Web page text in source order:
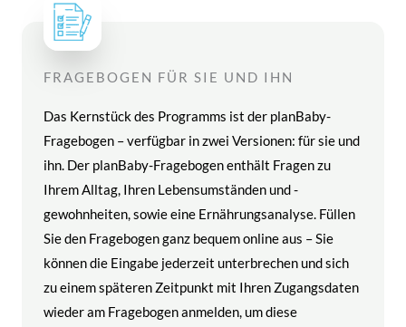
FRAGEBOGEN FÜR SIE UND IHN
Das Kernstück des Programms ist der planBaby-
Fragebogen – verfügbar in zwei Versionen: für sie und
ihn. Der planBaby-Fragebogen enthält Fragen zu
Ihrem Alltag, Ihren Lebensumständen und -
gewohnheiten, sowie eine Ernährungsanalyse. Füllen
Sie den Fragebogen ganz bequem online aus – Sie
können die Eingabe jederzeit unterbrechen und sich
zu einem späteren Zeitpunkt mit Ihren Zugangsdaten
wieder am Fragebogen anmelden, um diese